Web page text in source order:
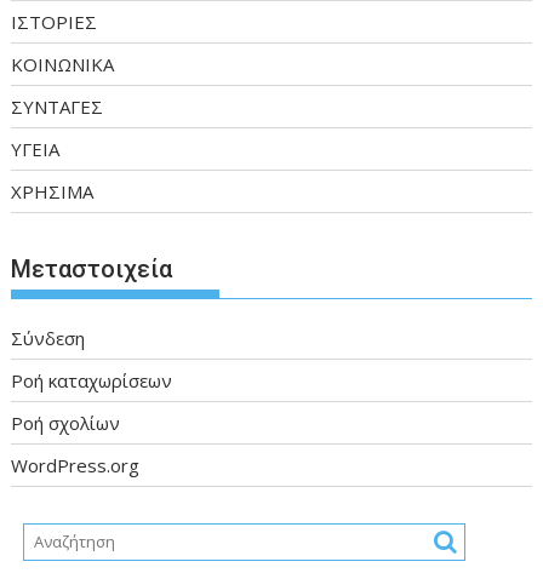
ΙΣΤΟΡΙΕΣ
ΚΟΙΝΩΝΙΚΑ
ΣΥΝΤΑΓΕΣ
ΥΓΕΙΑ
ΧΡΗΣΙΜΑ
Μεταστοιχεία
Σύνδεση
Ροή καταχωρίσεων
Ροή σχολίων
WordPress.org